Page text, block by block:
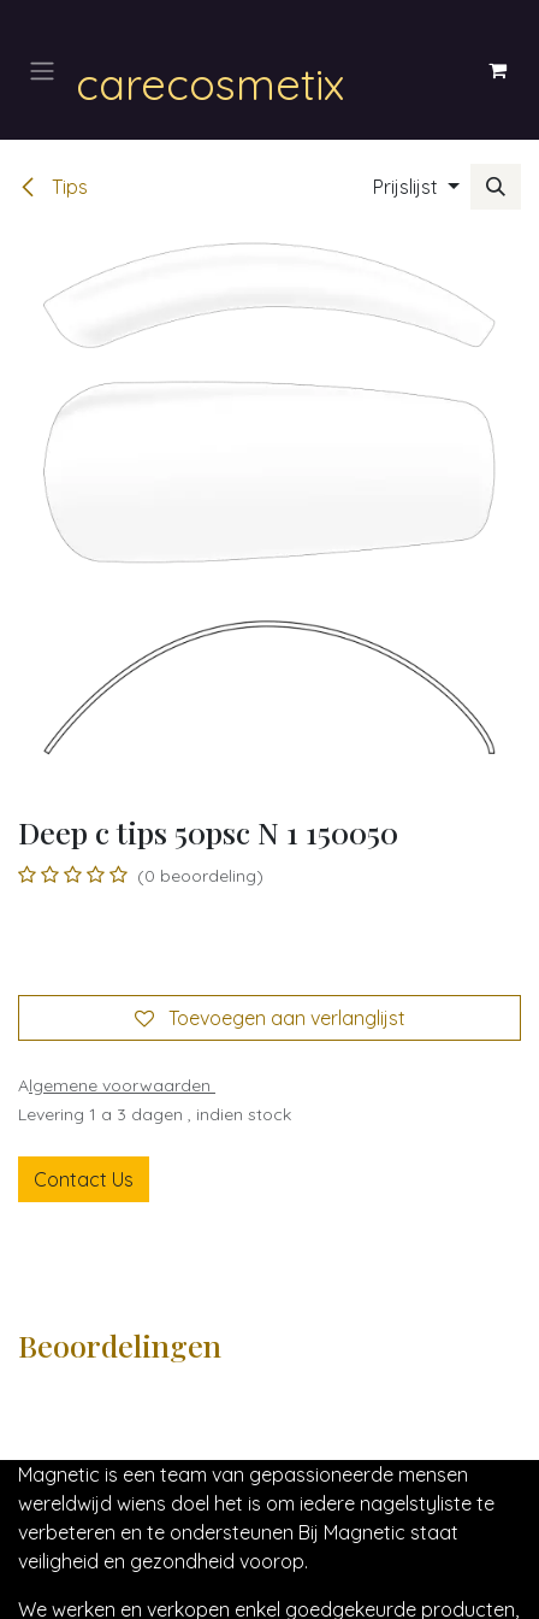
carecosmetix
Tips Prijslijst
Deep c tips 50psc N 1 150050
(0 beoordeling)
Toevoegen aan verlanglijst
Algemene voorwaarden
Levering 1 a 3 dagen , indien stock
Contact Us
Beoordelingen
Magnetic is een team van gepassioneerde mensen
wereldwijd wiens doel het is om iedere nagelstyliste te
verbeteren en te ondersteunen Bij Magnetic staat
veiligheid en gezondheid voorop.
We werken en verkopen enkel goedgekeurde producten,